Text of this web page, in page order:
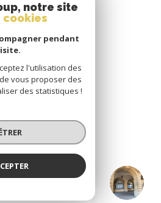
IMMOBILIER METZ
ESPACE
propriétaire
notre site
pendant
l'utilisation des
vous proposer des
des statistiques !